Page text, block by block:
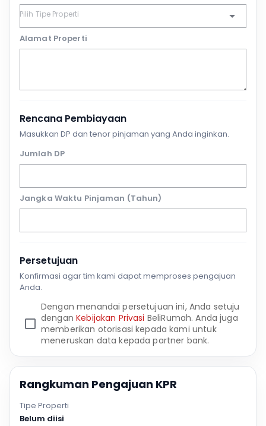
Alamat Properti
Rencana Pembiayaan
Masukkan DP dan tenor pinjaman yang Anda inginkan.
Jumlah DP
Jangka Waktu Pinjaman (Tahun)
Persetujuan
Konfirmasi agar tim kami dapat memproses pengajuan
Anda.
Dengan menandai persetujuan ini, Anda setuju
denganKebijakan Privasi BeliRumah. Anda juga
memberikan otorisasi kepada kami untuk
meneruskan data kepada partner bank.
Rangkuman Pengajuan KPR
Tipe Properti
Belum diisi